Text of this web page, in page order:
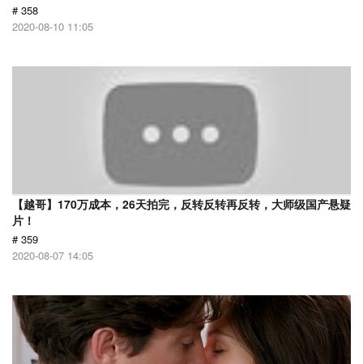
# 358
2020-08-10 11:05
【越哥】170万成本，26天拍完，反转反转再反转，大师级国产悬疑
片！
# 359
2020-08-07 14:05